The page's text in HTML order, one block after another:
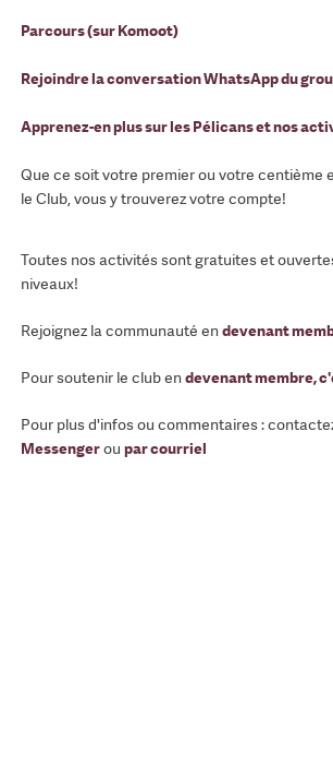
Parcours (sur Komoot)
Rejoindre la conversation WhatsApp du
Apprenez-en plus sur les Pélicans et nos
Que ce soit votre premier ou votre centième
le Club, vous y trouverez votre compte!
Toutes nos activités sont gratuites et
niveaux!
Rejoignez la communauté endevenant
Pour soutenir le club endevenant membre,
Pour plus d'infos ou commentaires :
Messengerou par courriel